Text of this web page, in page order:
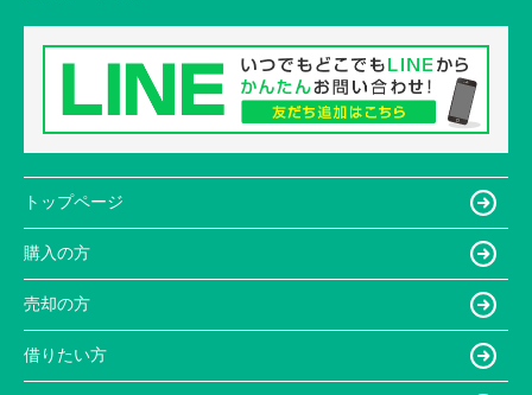
トップページ
購入の方
売却の方
借りたい方